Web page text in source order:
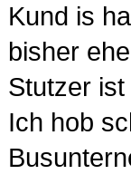
Kund is
bisher
Stutzer
Ich hob